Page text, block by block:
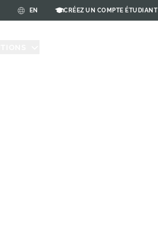
EN CRÉEZ UN COMPTE ÉTUDIANT